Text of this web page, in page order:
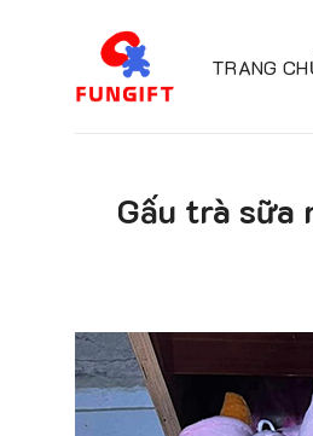
TRANG
Gấu trà sữa